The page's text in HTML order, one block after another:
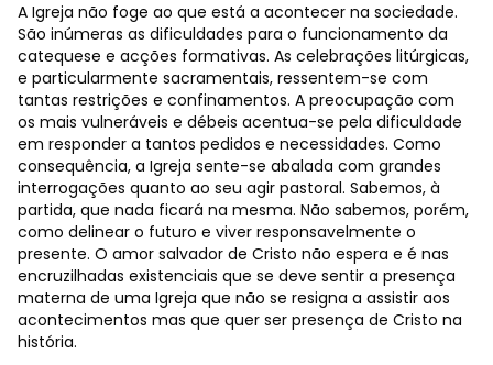
A Igreja não foge ao que está a acontecer na sociedade.
São inúmeras as dificuldades para o funcionamento da
catequese e acções formativas. As celebrações litúrgicas,
e particularmente sacramentais, ressentem-se com
tantas restrições e confinamentos. A preocupação com
os mais vulneráveis e débeis acentua-se pela dificuldade
em responder a tantos pedidos e necessidades. Como
consequência, a Igreja sente-se abalada com grandes
interrogações quanto ao seu agir pastoral. Sabemos, à
partida, que nada ficará na mesma. Não sabemos, porém,
como delinear o futuro e viver responsavelmente o
presente. O amor salvador de Cristo não espera e é nas
encruzilhadas existenciais que se deve sentir a presença
materna de uma Igreja que não se resigna a assistir aos
acontecimentos mas que quer ser presença de Cristo na
história.